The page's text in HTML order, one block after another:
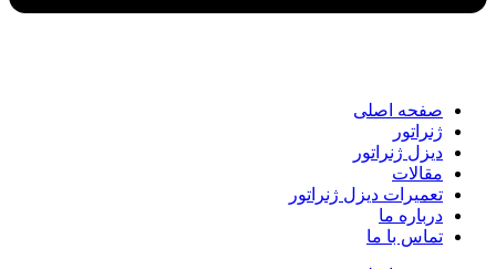
صفحه اصلی
ژنراتور
دیزل ژنراتور
مقالات
تعمیرات دیزل ژنراتور
درباره ما
تماس با ما